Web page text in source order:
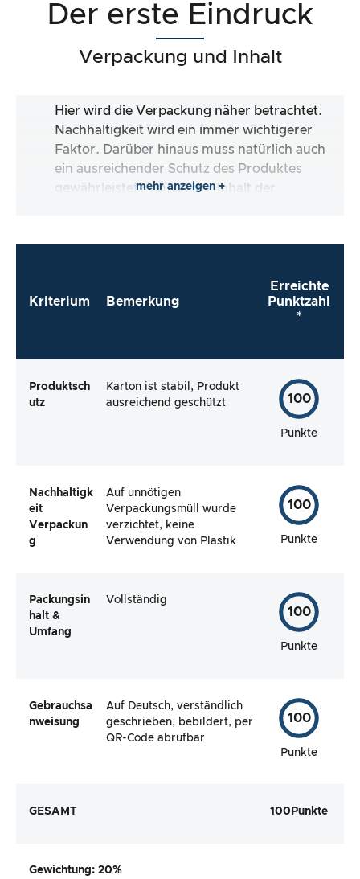
Der erste Eindruck
Verpackung und Inhalt
Hier wird die Verpackung näher betrachtet.
Nachhaltigkeit wird ein immer wichtigerer
Faktor. Darüber hinaus muss natürlich auch
ein ausreichender Schutz des Produktes
gewährleistet sein. Ist der Inhalt der
direkt zu verwenden?
mehr anzeigen +
Kriterium Bemerkung
Erreichte
Punktzahl
*
Produktsch
utz
Karton ist stabil, Produkt
ausreichend geschützt
100
Punkte
Nachhaltigk
eit
Verpackun
g
Auf unnötigen
Verpackungsmüll wurde
verzichtet, keine
Verwendung von Plastik
100
Punkte
Packungsin
halt &
Umfang
Vollständig
100
Punkte
Gebrauchsa
nweisung
Auf Deutsch, verständlich
geschrieben, bebildert, per
QR-Code abrufbar
100
Punkte
GESAMT 100 Punkte
Gewichtung: 20%